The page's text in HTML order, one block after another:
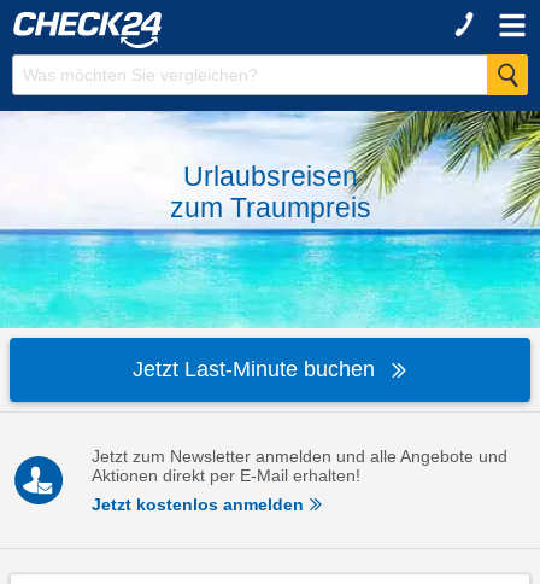
Urlaubsreisen
zum Traumpreis
Jetzt Last-Minute buchen
Jetzt zum Newsletter anmelden und alle Angebote und
Aktionen direkt per E-Mail erhalten!
Jetzt kostenlos anmelden